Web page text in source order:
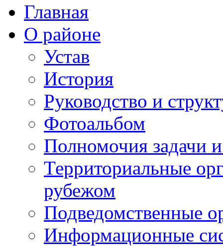
Главная
О районе
Устав
История
Руководство и
Фотоальбом
Полномочия задачи
Территориальные
рубежом
Подведомственные
Информационные